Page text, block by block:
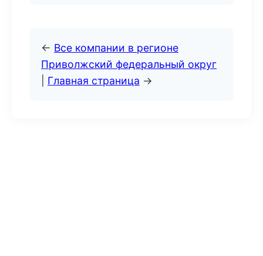
← Все компании в регионе
Приволжский федеральный округ
Главная страница →